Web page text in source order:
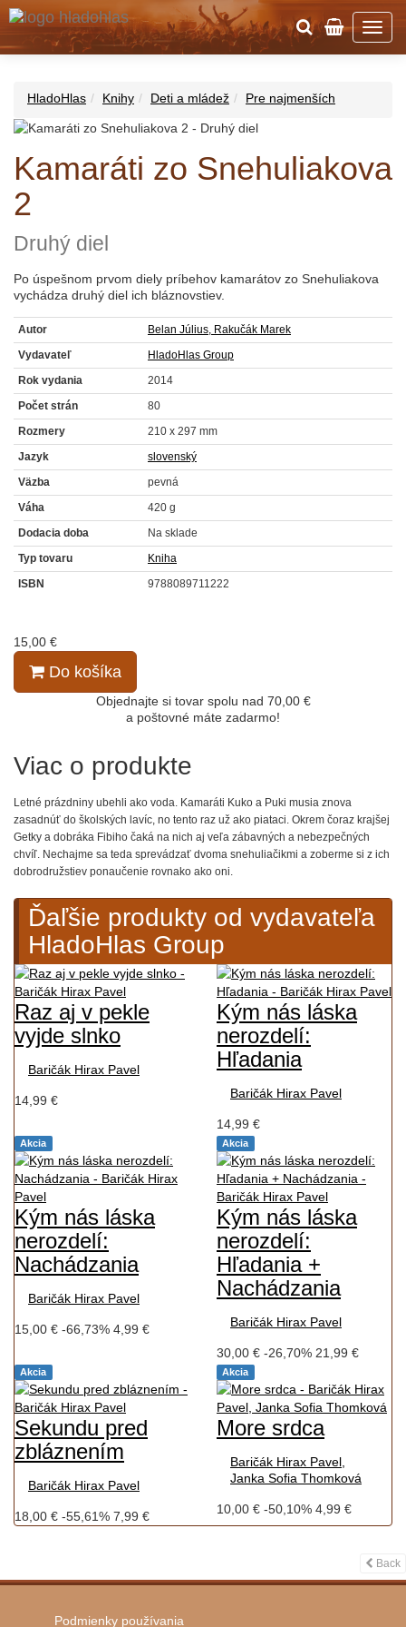
HladoHlas Knihy Deti a mládež Pre najmenších
Kamaráti zo Snehuliakova
2
Druhý diel
Po úspešnom prvom diely príbehov kamarátov zo Snehuliakova
vychádza druhý diel ich bláznovstiev.
Autor
Belan Július, Rakučák Marek
Vydavateľ
HladoHlas Group
Rok vydania
2014
Počet strán
80
Rozmery
210 x 297 mm
Jazyk
slovenský
Väzba
pevná
Váha
420 g
Dodacia doba
Na sklade
Typ tovaru
Kniha
ISBN
9788089711222
15,00 €
Do košíka
Objednajte si tovar spolu nad 70,00 €
a poštovné máte zadarmo!
Viac o produkte
Letné prázdniny ubehli ako voda. Kamaráti Kuko a Puki musia znova
zasadnúť do školských lavíc, no tento raz už ako piataci. Okrem čoraz krajšej
Getky a dobráka Fibiho čaká na nich aj veľa zábavných a nebezpečných
chvíľ. Nechajme sa teda sprevádzať dvoma snehuliačikmi a zoberme si z ich
dobrodružstiev ponaučenie rovnako ako oni.
Ďaľšie produkty od vydavateľa
HladoHlas Group
Raz aj v pekle
vyjde slnko
Baričák Hirax Pavel
14,99 €
Kým nás láska
nerozdelí:
Hľadania
Baričák Hirax Pavel
14,99 €
Akcia
Kým nás láska
nerozdelí:
Nachádzania
Baričák Hirax Pavel
15,00 € -66,73% 4,99 €
Akcia
Kým nás láska
nerozdelí:
Hľadania +
Nachádzania
Baričák Hirax Pavel
30,00 € -26,70% 21,99 €
Akcia
Sekundu pred
zbláznením
Baričák Hirax Pavel
18,00 € -55,61% 7,99 €
Akcia
More srdca
Baričák Hirax Pavel,
Janka Sofia Thomková
10,00 € -50,10% 4,99 €
Back
Podmienky používania